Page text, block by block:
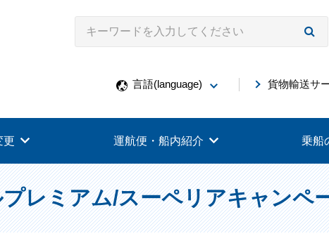
更 運航便・船内紹介 乗船
言語(language) 貨物輸送サ
レミアム/スーペリアキャンペ